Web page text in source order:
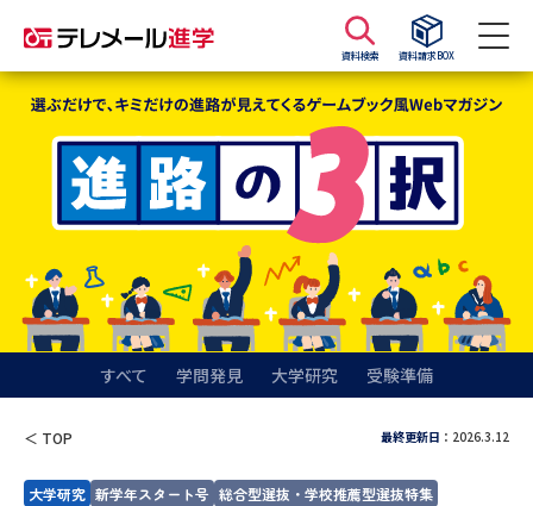
資料検索 資料請求BOX
資料検索
大学・短大の資料種類から請求
大学パンフ 学部・学科パンフ
総合型選抜・学校推薦型選抜 募
集要項＆願書
大学入学共通テスト利用選抜の
募集要項＆願書
大学・短大以外の資料から請求
すべて 学問発見 大学研究 受験準備
＜ TOP 最終更新日 ：2026.3.12
大学研究 新学年スタート号 総合型選抜・学校推薦型選抜特集